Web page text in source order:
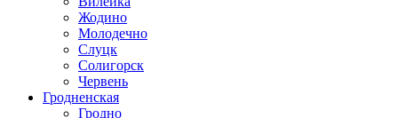
Жодино
Молодечно
Слуцк
Солигорск
Червень
Гродненская
Гродно